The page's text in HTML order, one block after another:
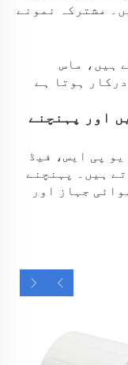
مشترکہ نمونے
ہوتے ہیں، ماس
کا وقت درکار ہوتا ہے
اور پہنچنے
یو پی ایس، فیڈ
ہیں۔ پہنچنے
ہیں۔ ہوائی جہاز اور